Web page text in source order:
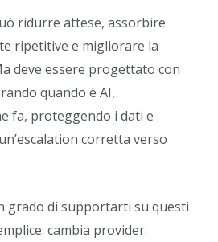
ridurre attese, assorbire
ripetitive e migliorare la
deve essere progettato con
quando è AI,
fa, proteggendo i dati e
corretta verso
grado di supportarti su questi
cambia provider.